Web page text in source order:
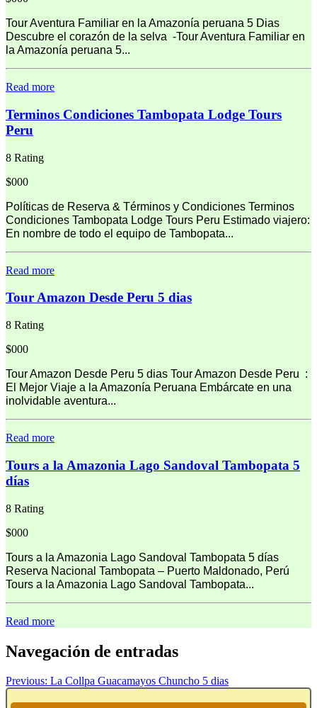
Tour Aventura Familiar en la Amazonía peruana 5 Dias
Descubre el corazón de la selva -Tour Aventura Familiar en
la Amazonía peruana 5...
Read more
Terminos Condiciones Tambopata Lodge Tours
Peru
8 Rating
$000
Políticas de Reserva & Términos y Condiciones Terminos
Condiciones Tambopata Lodge Tours Peru Estimado viajero:
En nombre de todo el equipo de Tambopata...
Read more
Tour Amazon Desde Peru 5 dias
8 Rating
$000
Tour Amazon Desde Peru 5 dias Tour Amazon Desde Peru :
El Mejor Viaje a la Amazonía Peruana Embárcate en una
inolvidable aventura...
Read more
Tours a la Amazonia Lago Sandoval Tambopata 5
días
8 Rating
$000
Tours a la Amazonia Lago Sandoval Tambopata 5 días
Reserva Nacional Tambopata – Puerto Maldonado, Perú
Tours a la Amazonia Lago Sandoval Tambopata...
Read more
Navegación de entradas
Previous: La Collpa Guacamayos Chuncho 5 dias